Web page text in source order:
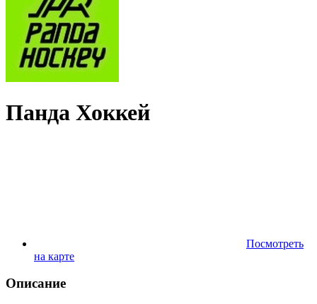
Панда Хоккей
Посмотреть
на карте
Описание